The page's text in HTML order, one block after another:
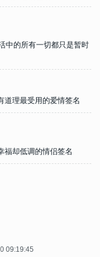
中的所有一切都只是暂时
道理最受用的爱情签名
福却低调的情侣签名
09:19:45